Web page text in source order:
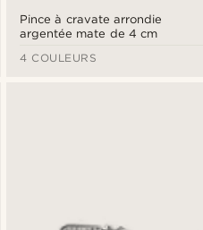
Pince à cravate arrondie
argentée mate de 4 cm
4 COULEURS